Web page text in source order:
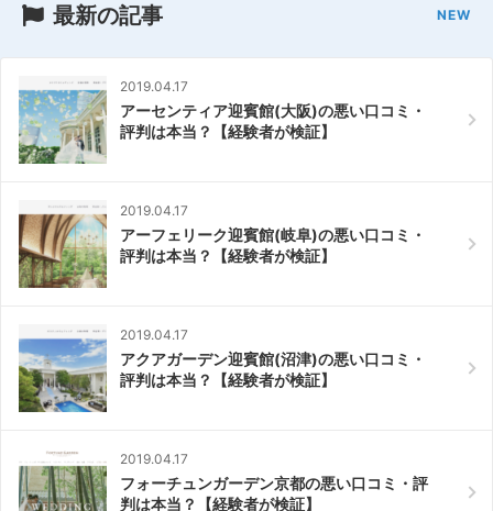
最新の記事
2019.04.17
アーセンティア迎賓館(大阪)の悪い口コミ・
評判は本当？【経験者が検証】
2019.04.17
アーフェリーク迎賓館(岐阜)の悪い口コミ・
評判は本当？【経験者が検証】
2019.04.17
アクアガーデン迎賓館(沼津)の悪い口コミ・
評判は本当？【経験者が検証】
2019.04.17
フォーチュンガーデン京都の悪い口コミ・評
判は本当？【経験者が検証】